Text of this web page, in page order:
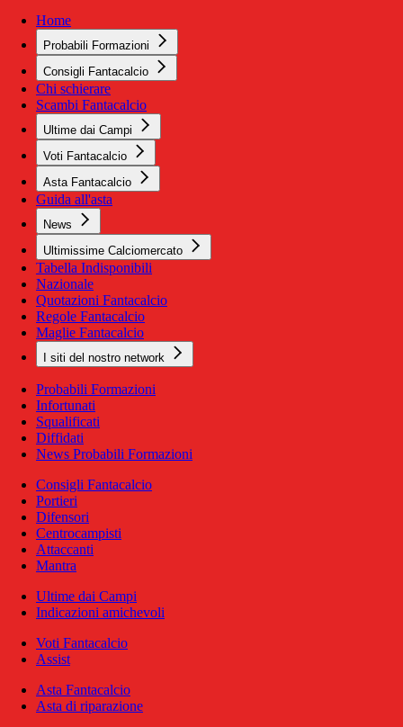
Home
Probabili Formazioni
Consigli Fantacalcio
Chi schierare
Scambi Fantacalcio
Ultime dai Campi
Voti Fantacalcio
Asta Fantacalcio
Guida all'asta
News
Ultimissime Calciomercato
Tabella Indisponibili
Nazionale
Quotazioni Fantacalcio
Regole Fantacalcio
Maglie Fantacalcio
I siti del nostro network
Probabili Formazioni
Infortunati
Squalificati
Diffidati
News Probabili Formazioni
Consigli Fantacalcio
Portieri
Difensori
Centrocampisti
Attaccanti
Mantra
Ultime dai Campi
Indicazioni amichevoli
Voti Fantacalcio
Assist
Asta Fantacalcio
Asta di riparazione